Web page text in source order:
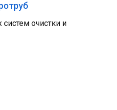
очистки и